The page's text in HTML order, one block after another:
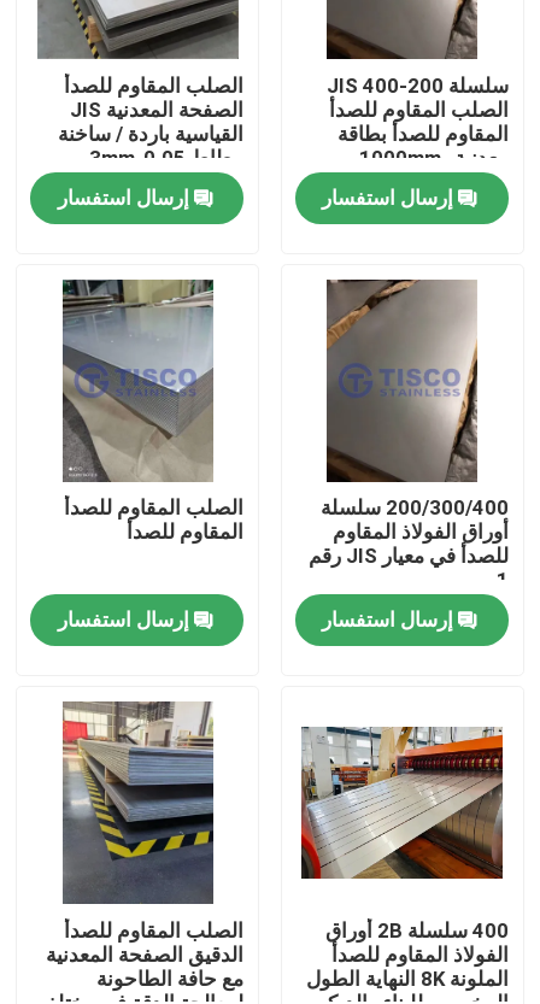
منتجات
أشرطة فيديو
معلومات عنا
جولة في المعمل
اتصل بنا
اطلب اقتباس
لفائف صفائح الفولاذ المقاوم للصدأ
صفائح الفولاذ المقاوم للصدأ
سلسلة 200-400 JIS
الصلب المقاوم للصدأ
المقاوم للصدأ بطاقة
معدنية 1000mm-
6000mm الطول في GB
الحافة الطاحونة القياسية
إرسال استفسار
الصلب المقاوم للصدأ
الصفحة المعدنية JIS
القياسية باردة / ساخنة
مطاط 0.05-3mm
للتطبيقات الصناعية
إرسال استفسار
200/300/400 سلسلة
أوراق الفولاذ المقاوم
للصدأ في معيار JIS رقم
1
إرسال استفسار
الصلب المقاوم للصدأ
المقاوم للصدأ
إرسال استفسار
400 سلسلة 2B أوراق
الفولاذ المقاوم للصدأ
الملونة 8K النهاية الطول
الصلب المقاوم للصدأ
الدقيق الصفحة المعدنية
مع حافة الطاحونة